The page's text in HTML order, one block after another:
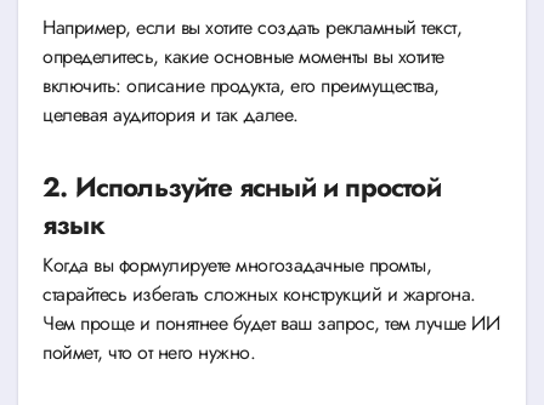
Например, если вы хотите создать рекламный текст,
определитесь, какие основные моменты вы хотите
включить: описание продукта, его преимущества,
целевая аудитория и так далее.
2. Используйте ясный и простой
язык
Когда вы формулируете многозадачные промты,
старайтесь избегать сложных конструкций и жаргона.
Чем проще и понятнее будет ваш запрос, тем лучше ИИ
поймет, что от него нужно.